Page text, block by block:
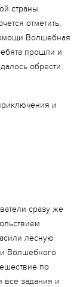
страны
отметить,
Волшебная
прошли и
обрести
и
сразу же
лесную
Волшебного
по
все задания и